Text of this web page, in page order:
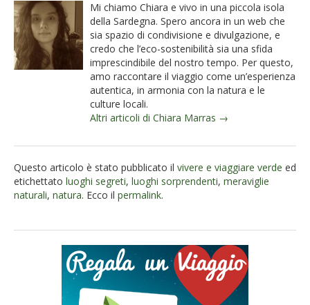
Mi chiamo Chiara e vivo in una piccola isola
della Sardegna. Spero ancora in un web che
sia spazio di condivisione e divulgazione, e
credo che l’eco-sostenibilità sia una sfida
imprescindibile del nostro tempo. Per questo,
amo raccontare il viaggio come un’esperienza
autentica, in armonia con la natura e le
culture locali.
Altri articoli di Chiara Marras →
Questo articolo è stato pubblicato il vivere e viaggiare verde ed
etichettato luoghi segreti, luoghi sorprendenti, meraviglie
naturali, natura. Ecco il permalink.